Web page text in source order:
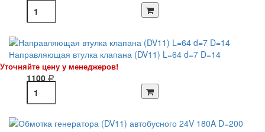
Направляющая втулка клапана (DV11) L=64 d=7 D=14
Уточняйте цену у менеджеров!
1100